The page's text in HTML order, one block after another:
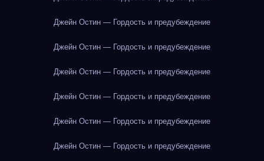
Джейн Остин — Гордость и предубеждение
Джейн Остин — Гордость и предубеждение
Джейн Остин — Гордость и предубеждение
Джейн Остин — Гордость и предубеждение
Джейн Остин — Гордость и предубеждение
Джейн Остин — Гордость и предубеждение